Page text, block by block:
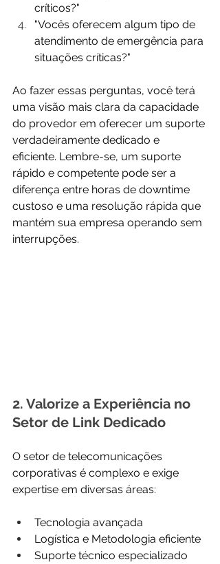
críticos?"
"Vocês oferecem algum tipo de
atendimento de emergência para
situações críticas?"
Ao fazer essas perguntas, você terá
uma visão mais clara da capacidade
do provedor em oferecer um suporte
verdadeiramente dedicado e
eficiente. Lembre-se, um suporte
rápido e competente pode ser a
diferença entre horas de downtime
custoso e uma resolução rápida que
mantém sua empresa operando sem
interrupções.
2. Valorize a Experiência no
Setor de Link Dedicado
O setor de telecomunicações
corporativas é complexo e exige
expertise em diversas áreas:
Tecnologia avançada
Logística e Metodologia eficiente
Suporte técnico especializado